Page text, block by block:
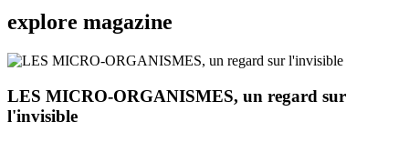
explore magazine
LES MICRO-ORGANISMES, un regard sur
l'invisible